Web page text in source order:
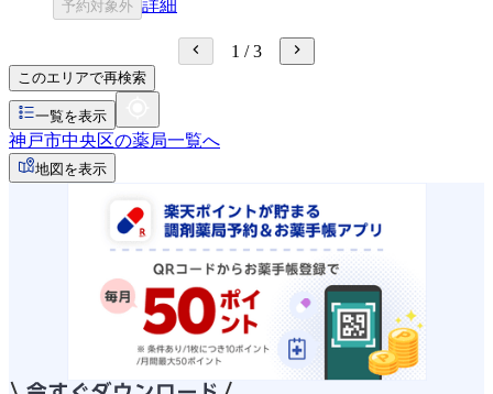
予約対象外 詳細
1 /3
このエリアで再検索
一覧を表示
神戸市中央区の薬局一覧へ
地図を表示